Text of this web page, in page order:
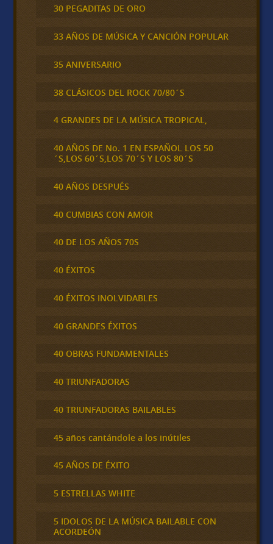
30 PEGADITAS DE ORO
33 AÑOS DE MÚSICA Y CANCIÓN POPULAR
35 ANIVERSARIO
38 CLÁSICOS DEL ROCK 70/80´S
4 GRANDES DE LA MÚSICA TROPICAL,
40 AÑOS DE No. 1 EN ESPAÑOL LOS 50
´S,LOS 60´S,LOS 70´S Y LOS 80´S
40 AÑOS DESPUÉS
40 CUMBIAS CON AMOR
40 DE LOS AÑOS 70S
40 ÉXITOS
40 ÉXITOS INOLVIDABLES
40 GRANDES ÉXITOS
40 OBRAS FUNDAMENTALES
40 TRIUNFADORAS
40 TRIUNFADORAS BAILABLES
45 años cantándole a los inútiles
45 AÑOS DE ÉXITO
5 ESTRELLAS WHITE
5 IDOLOS DE LA MÚSICA BAILABLE CON
ACORDEÓN